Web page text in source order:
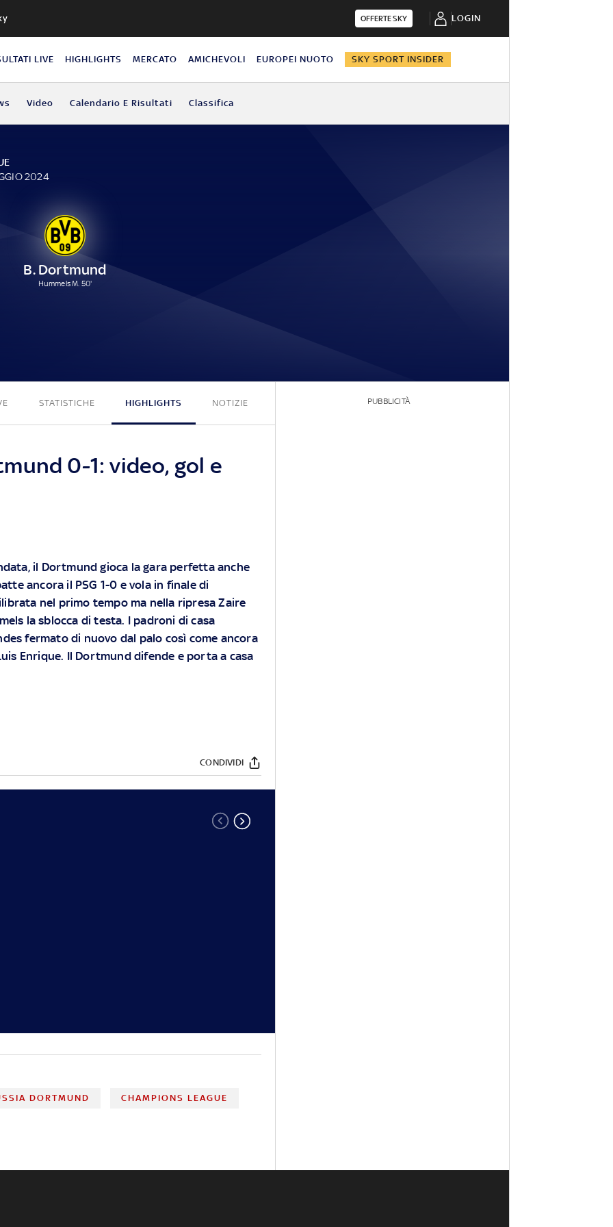
OFFERTE SKY LOGIN
LIVE HIGHLIGHTS MERCATO AMICHEVOLI EUROPEI NUOTO SKY SPORT INSIDER
Video Calendario E Risultati Classifica
2024
B. Dortmund
Hummels M. 50'
STATISTICHE HIGHLIGHTS NOTIZIE
0-1: video, gol e
il Dortmund gioca la gara perfetta anche
ancora il PSG 1-0 e vola in finale di
nel primo tempo ma nella ripresa Zaire
la sblocca di testa. I padroni di casa
fermato di nuovo dal palo così come ancora
Enrique. Il Dortmund difende e porta a casa
CONDIVIDI
DORTMUND CHAMPIONS LEAGUE
PUBBLICITÀ